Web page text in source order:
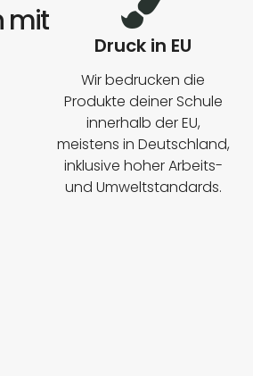
mit
Druck in EU
Wir bedrucken die
Produkte deiner Schule
innerhalb der EU,
meistens in Deutschland,
inklusive hoher Arbeits-
und Umweltstandards.